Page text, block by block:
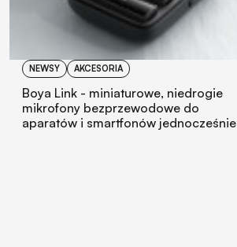
NEWSY AKCESORIA
Boya Link - miniaturowe, niedrogie
mikrofony bezprzewodowe do
aparatów i smartfonów jednocześnie